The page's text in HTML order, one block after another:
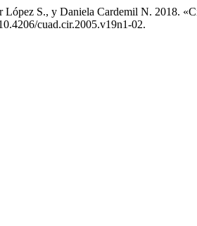
López S., y Daniela Cardemil N. 2018.
cuad.cir.2005.v19n1-02.